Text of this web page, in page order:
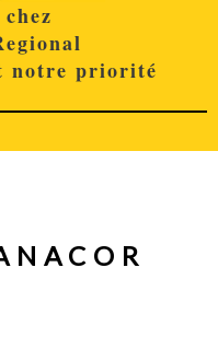
notre priorité